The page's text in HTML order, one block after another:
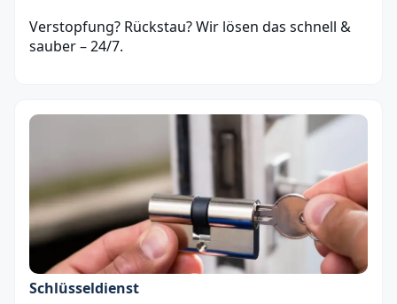
Verstopfung? Rückstau? Wir lösen das schnell &
sauber – 24/7.
Schlüsseldienst